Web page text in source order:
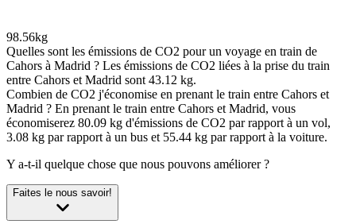
98.56kg
Quelles sont les émissions de CO2 pour un voyage en train de
Cahors à Madrid ? Les émissions de CO2 liées à la prise du train
entre Cahors et Madrid sont 43.12 kg.
Combien de CO2 j'économise en prenant le train entre Cahors et
Madrid ? En prenant le train entre Cahors et Madrid, vous
économiserez 80.09 kg d'émissions de CO2 par rapport à un vol,
3.08 kg par rapport à un bus et 55.44 kg par rapport à la voiture.
Y a-t-il quelque chose que nous pouvons améliorer ?
Faites le nous savoir!